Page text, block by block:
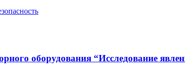
оборудования “Исследование